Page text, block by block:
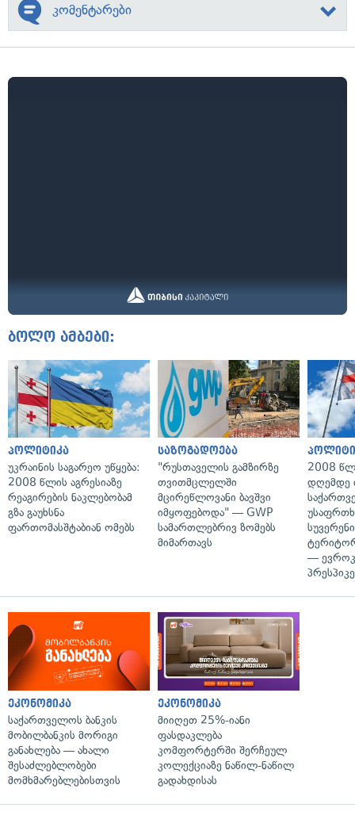
კომენტარები
ბოლო ამბები:
პოლიტიკა
უკრაინის საგარეო უწყება:
2008 წლის აგრესიაზე
რეაგირების ნაკლებობამ
გზა გაუხსნა
ფართომასშტაბიან ომებს
საზოგადოება
"რუსთაველის გამზირზე
თვითმცლელში
მცირეწლოვანი ბავშვი
იმყოფებოდა" — GWP
სამართლებრივ ზომებს
მიმართავს
2008
დღემდე
—
ეკონომიკა
საქართველოს ბანკის
მობილბანკის მორიგი
განახლება — ახალი
შესაძლებლობები
მომხმარებლებისთვის
ეკონომიკა
მიიღეთ 25%-იანი
ფასდაკლება
კომფორტერში შერჩეულ
კოლექციაზე ნაწილ-ნაწილ
გადახდისას